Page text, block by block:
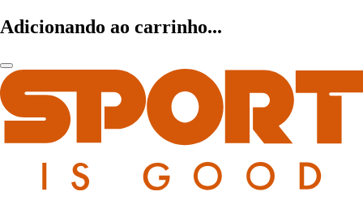
Adicionando ao carrinho...